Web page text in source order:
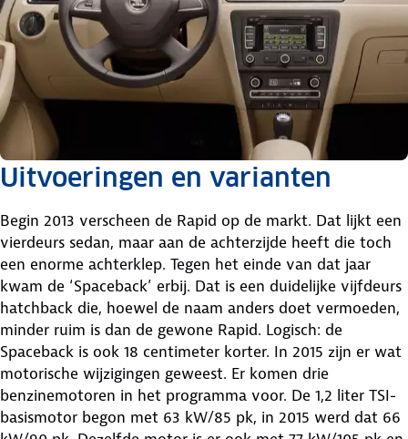
Uitvoeringen en varianten
Begin 2013 verscheen de Rapid op de markt. Dat lijkt een
vierdeurs sedan, maar aan de achterzijde heeft die toch
een enorme achterklep. Tegen het einde van dat jaar
kwam de ‘Spaceback’ erbij. Dat is een duidelijke vijfdeurs
hatchback die, hoewel de naam anders doet vermoeden,
minder ruim is dan de gewone Rapid. Logisch: de
Spaceback is ook 18 centimeter korter. In 2015 zijn er wat
motorische wijzigingen geweest. Er komen drie
benzinemotoren in het programma voor. De 1,2 liter TSI-
basismotor begon met 63 kW/85 pk, in 2015 werd dat 66